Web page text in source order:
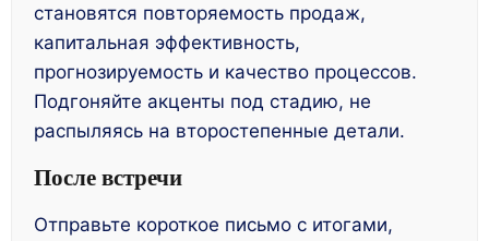
становятся повторяемость продаж,
капитальная эффективность,
прогнозируемость и качество процессов.
Подгоняйте акценты под стадию, не
распыляясь на второстепенные детали.
После встречи
Отправьте короткое письмо с итогами,